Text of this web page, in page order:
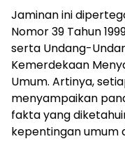
Jaminan ini
Nomor 39 Tahun
serta Undang-
Kemerdekaan
Umum. Artinya,
menyampaikan
fakta yang
kepentingan umum